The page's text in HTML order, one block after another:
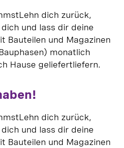
dich zurück,
und lass dir deine
Bauteilen und Magazinen
monatlich
Hause geliefertliefern.
dich zurück,
und lass dir deine
Bauteilen und Magazinen